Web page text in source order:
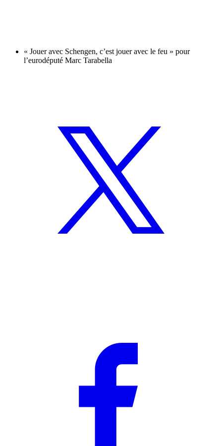
« Jouer avec Schengen, c’est jouer avec le feu » pour
l’eurodéputé Marc Tarabella